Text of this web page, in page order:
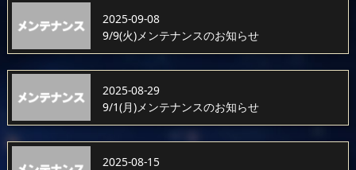
2025-09-08
9/9(火)メンテナンスのお知らせ
2025-08-29
9/1(月)メンテナンスのお知らせ
2025-08-15